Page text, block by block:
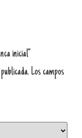
inicial”
Los campos